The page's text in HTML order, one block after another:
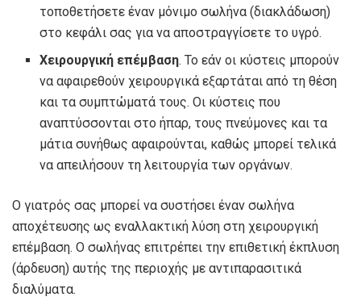
τοποθετήσετε έναν μόνιμο σωλήνα (διακλάδωση)
στο κεφάλι σας για να αποστραγγίσετε το υγρό.
Χειρουργική επέμβαση. Το εάν οι κύστεις μπορούν
να αφαιρεθούν χειρουργικά εξαρτάται από τη θέση
και τα συμπτώματά τους. Οι κύστεις που
αναπτύσσονται στο ήπαρ, τους πνεύμονες και τα
μάτια συνήθως αφαιρούνται, καθώς μπορεί τελικά
να απειλήσουν τη λειτουργία των οργάνων.
Ο γιατρός σας μπορεί να συστήσει έναν σωλήνα
αποχέτευσης ως εναλλακτική λύση στη χειρουργική
επέμβαση. Ο σωλήνας επιτρέπει την επιθετική έκπλυση
(άρδευση) αυτής της περιοχής με αντιπαρασιτικά
διαλύματα.